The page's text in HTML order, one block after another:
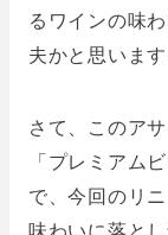
るワインの味
夫かと思います
さて、このア
「プレミアム
で、今回のリ